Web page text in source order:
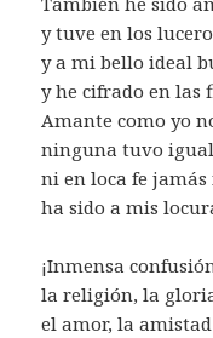
y tuve en los
y a mi bello ideal
y he cifrado en
Amante como yo
ninguna tuvo
ni en loca fe
ha sido a mis
¡Inmensa
la religión, la
el amor, la